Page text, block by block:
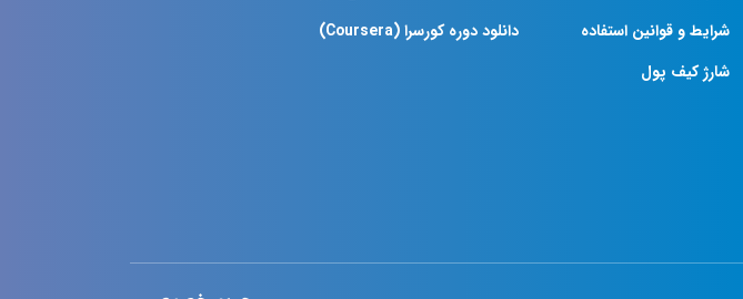
شرایط و قوانین استفاده
شارژ کیف پول
دانلود دوره کورسرا (Coursera)